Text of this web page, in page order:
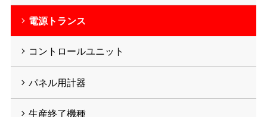
電源トランス
コントロールユニット
パネル用計器
生産終了機種